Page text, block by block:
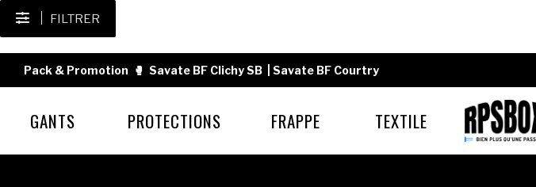
FILTRER
Pack & Promotion 🥊 Savate BF Clichy SB Savate BF Courtry
GANTS PROTECTIONS FRAPPE TEXTILE